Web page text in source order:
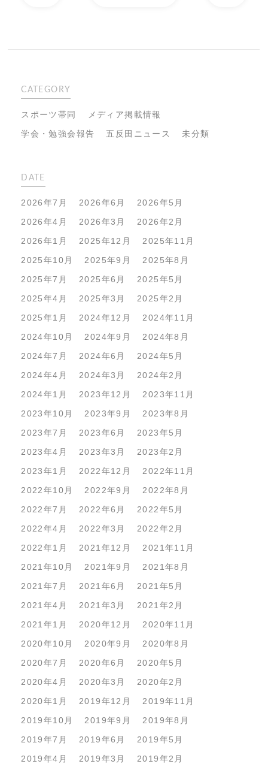
CATEGORY
スポーツ帯同
メディア掲載情報
学会・勉強会報告
五反田ニュース 未分類
DATE
2026年7月 2026年6月
2026年5月
2026年4月
2026年3月
2026年2月
2026年1月
2025年12月
2025年11月
2025年10月
2025年9月
2025年8月
2025年7月
2025年6月
2025年5月
2025年4月
2025年3月
2025年2月
2025年1月
2024年12月
2024年11月
2024年10月
2024年9月
2024年8月
2024年7月
2024年6月
2024年5月
2024年4月
2024年3月
2024年2月
2024年1月
2023年12月
2023年11月
2023年10月
2023年9月
2023年8月
2023年7月
2023年6月
2023年5月
2023年4月
2023年3月
2023年2月
2023年1月
2022年12月
2022年11月
2022年10月
2022年9月
2022年8月
2022年7月
2022年6月
2022年5月
2022年4月
2022年3月
2022年2月
2022年1月
2021年12月
2021年11月
2021年10月
2021年9月
2021年8月
2021年7月
2021年6月
2021年5月
2021年4月
2021年3月
2021年2月
2021年1月
2020年12月
2020年11月
2020年10月
2020年9月
2020年8月
2020年7月
2020年6月
2020年5月
2020年4月
2020年3月
2020年2月
2020年1月
2019年12月
2019年11月
2019年10月
2019年9月
2019年8月
2019年7月
2019年6月
2019年5月
2019年4月
2019年3月
2019年2月